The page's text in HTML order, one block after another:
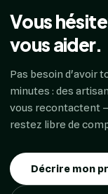
Vous
vous aider.
Pas besoin d'avoir
minutes : des
vous recontactent
restez libre de
Décrire mon